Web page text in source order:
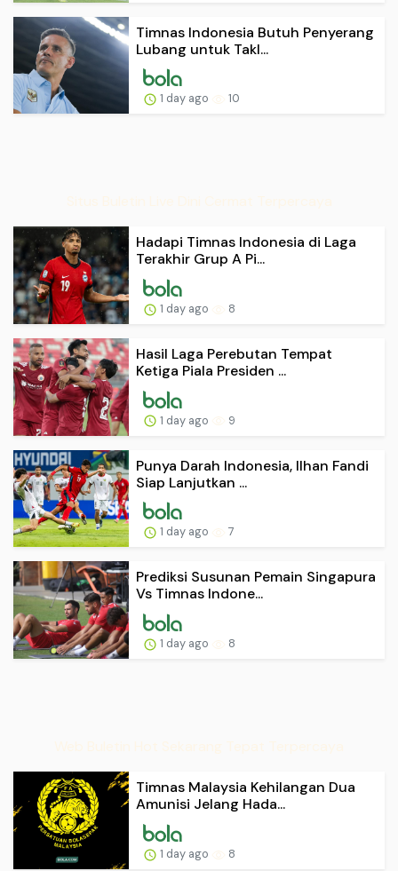
Timnas Indonesia Butuh Penyerang
Lubang untuk Takl...
1 day ago 10
Hadapi Timnas Indonesia di Laga
Terakhir Grup A Pi...
1 day ago 8
Hasil Laga Perebutan Tempat
Ketiga Piala Presiden ...
1 day ago 9
Punya Darah Indonesia, Ilhan Fandi
Siap Lanjutkan ...
1 day ago 7
Prediksi Susunan Pemain Singapura
Vs Timnas Indone...
1 day ago 8
Timnas Malaysia Kehilangan Dua
Amunisi Jelang Hada...
1 day ago 8